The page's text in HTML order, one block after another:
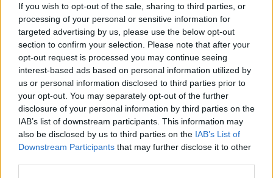
If you wish to opt-out of the sale, sharing to third parties, or
processing of your personal or sensitive information for
targeted advertising by us, please use the below opt-out
section to confirm your selection. Please note that after your
opt-out request is processed you may continue seeing
interest-based ads based on personal information utilized by
us or personal information disclosed to third parties prior to
your opt-out. You may separately opt-out of the further
disclosure of your personal information by third parties on the
IAB’s list of downstream participants. This information may
also be disclosed by us to third parties on the IAB’s List of
Downstream Participants that may further disclose it to other
χρειάζεται με κάθε τρόπο.
Kάντε like στην σελίδα μας στο Facebook
ΕΔΩγια να μαθαίνετε τα νέα όλης της
Ανατολικής Αττικής